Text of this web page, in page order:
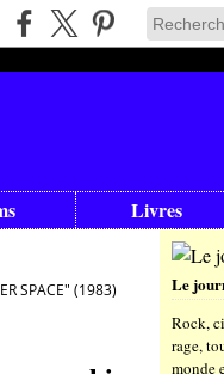
Livres
SPACE" (1983)
Le
Rock,
rage,
monde